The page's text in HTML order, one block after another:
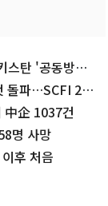
스탄 '공동방위
돌파…SCFI 2주
企 1037건
명 사망
후 처음